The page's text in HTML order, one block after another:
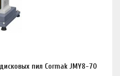
пил Cormak JMY8-70